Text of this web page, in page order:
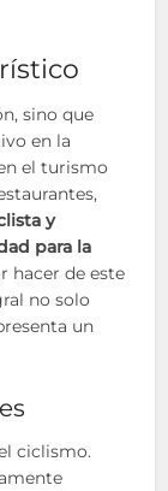
sino que
en la
el turismo
y
para la
hacer de este
no solo
un
ciclismo.